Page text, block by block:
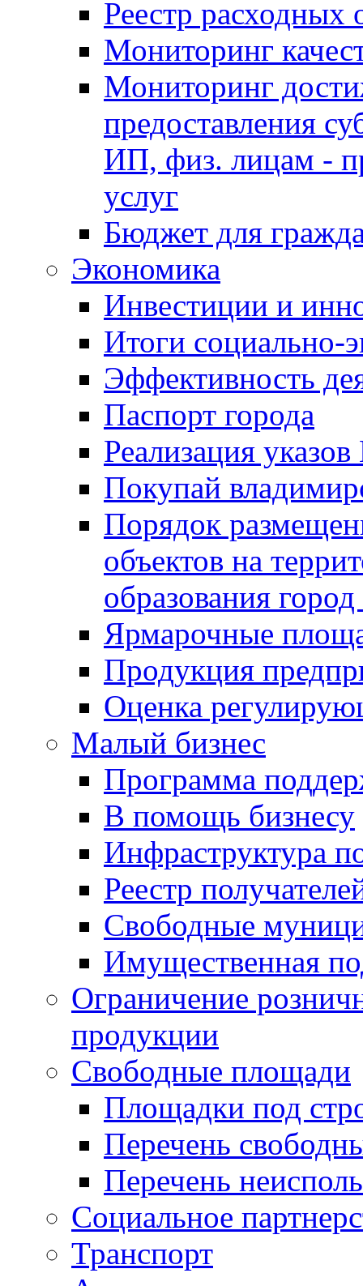
Реестр расходных
Мониторинг
Мониторинг
предоставления
ИП, физ. лицам -
услуг
Бюджет для
Экономика
Инвестиции и
Итоги социально-
Эффективность
Паспорт города
Реализация
Покупай
Порядок
объектов на
образования
Ярмарочные
Продукция
Оценка
Малый бизнес
Программа
В помощь бизнесу
Инфраструктура
Реестр
Свободные
Имущественная
Ограничение
продукции
Свободные площади
Площадки под
Перечень
Перечень
Социальное
Транспорт